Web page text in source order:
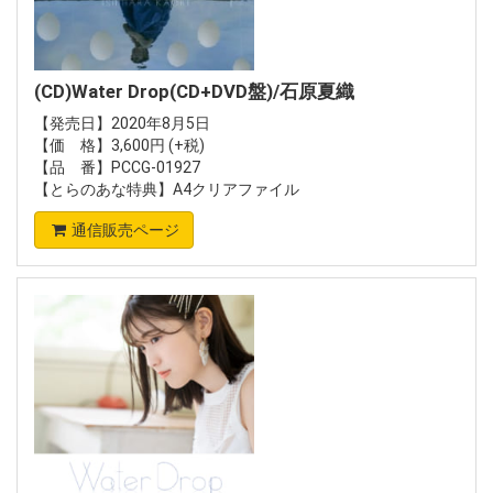
(CD)Water Drop(CD+DVD盤)/石原夏織
【発売日】2020年8月5日
【価 格】3,600円 (+税)
【品 番】PCCG-01927
【とらのあな特典】A4クリアファイル
通信販売ページ